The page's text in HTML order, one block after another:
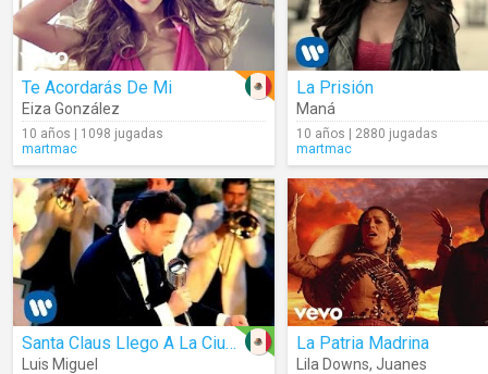
Te Acordarás De Mi
Eiza González
10 años | 1098 jugadas
martmac
La Prisión
Maná
10 años | 2880 jugadas
martmac
Santa Claus Llego A La Ciudad
Luis Miguel
La Patria Madrina
Lila Downs, Juanes